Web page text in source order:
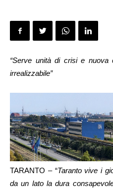
“Serve unità di crisi e nuova
irrealizzabile”
TARANTO – “Taranto vive i
da un lato la dura